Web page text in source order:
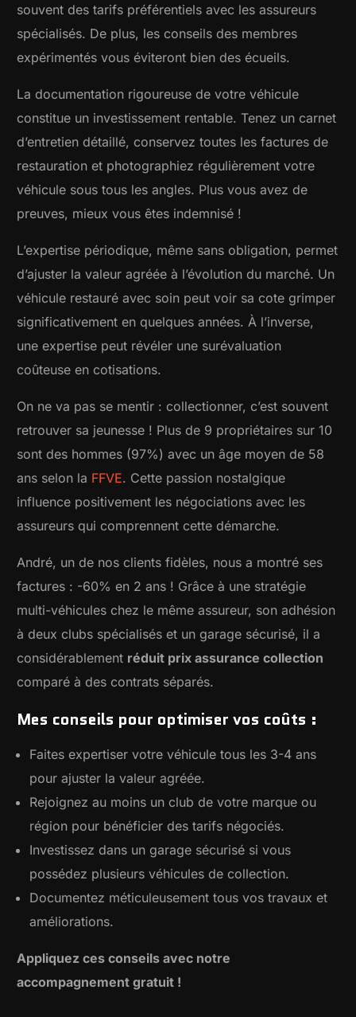
souvent des tarifs préférentiels avec les assureurs
spécialisés. De plus, les conseils des membres
expérimentés vous éviteront bien des écueils.
La documentation rigoureuse de votre véhicule
constitue un investissement rentable. Tenez un carnet
d’entretien détaillé, conservez toutes les factures de
restauration et photographiez régulièrement votre
véhicule sous tous les angles. Plus vous avez de
preuves, mieux vous êtes indemnisé !
L’expertise périodique, même sans obligation, permet
d’ajuster la valeur agréée à l’évolution du marché. Un
véhicule restauré avec soin peut voir sa cote grimper
significativement en quelques années. À l’inverse,
une expertise peut révéler une surévaluation
coûteuse en cotisations.
On ne va pas se mentir : collectionner, c’est souvent
retrouver sa jeunesse ! Plus de 9 propriétaires sur 10
sont des hommes (97%) avec un âge moyen de 58
ans selon la FFVE. Cette passion nostalgique
influence positivement les négociations avec les
assureurs qui comprennent cette démarche.
André, un de nos clients fidèles, nous a montré ses
factures : -60% en 2 ans ! Grâce à une stratégie
multi-véhicules chez le même assureur, son adhésion
à deux clubs spécialisés et un garage sécurisé, il a
considérablement réduit prix assurance collection
comparé à des contrats séparés.
Mes conseils pour optimiser vos coûts :
Faites expertiser votre véhicule tous les 3-4 ans
pour ajuster la valeur agréée.
Rejoignez au moins un club de votre marque ou
région pour bénéficier des tarifs négociés.
Investissez dans un garage sécurisé si vous
possédez plusieurs véhicules de collection.
Documentez méticuleusement tous vos travaux et
améliorations.
Appliquez ces conseils avec notre
accompagnement gratuit !